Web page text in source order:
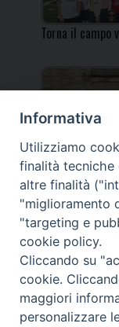
Torna il campo
Torna il Campo
DIOCESI DI FANO
Tel. 0721
Informativa
Utilizziamo
finalità tecniche
altre finalità
"miglioramento
"targeting e
cookie policy.
Cliccando su
cookie.
maggiori
personalizzare